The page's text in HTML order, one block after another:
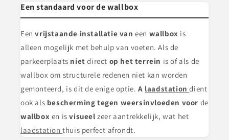
Een standaard voor de wallbox
Eenvrijstaande installatie vaneen wallbox is
alleen mogelijk met behulp van voeten. Als de
parkeerplaats nietdirect op het terrein is of als de
wallbox om structurele redenen niet kan worden
gemonteerd, is dit de enige optie.A laadstationdient
ook als bescherming tegen weersinvloeden voor de
wallbox en isvisueelzeer aantrekkelijk, wat het
laadstationthuis perfect afrondt.